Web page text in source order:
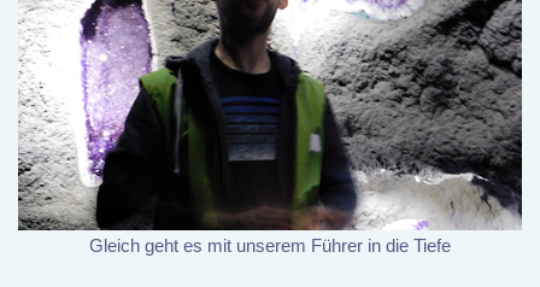
Gleich geht es mit unserem Führer in die Tiefe